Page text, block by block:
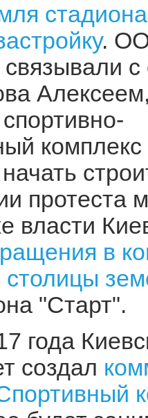
.
связывали
комплекс
протеста
власти
в
столицы
"Старт".
года
создал